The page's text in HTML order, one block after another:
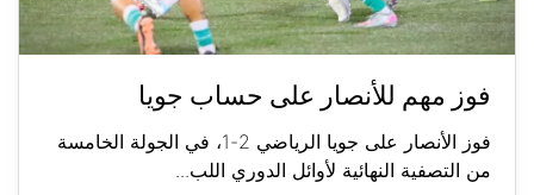
فوز مهم للأنصار على حساب جويا
فوز الأنصار على جويا الرياضي 2-1، في الجولة الخامسة
من التصفية النهائية لأوائل الدوري اللب...